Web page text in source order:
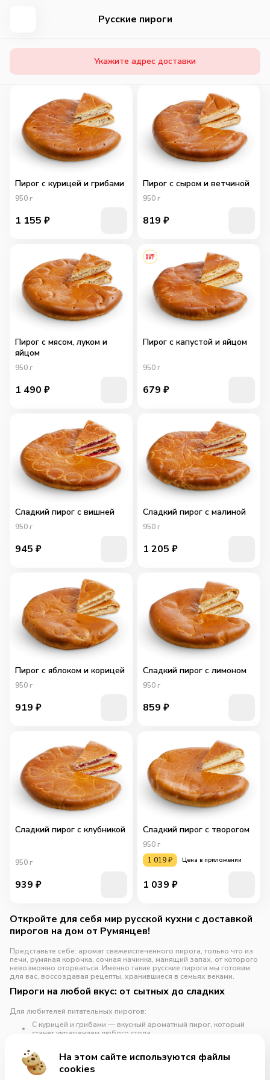
Русские пироги
Укажите адрес доставки
Пирог с курицей и грибами
950 г
1 155 ₽
Пирог с сыром и ветчиной
950 г
819 ₽
Пирог с мясом, луком и
яйцом
950 г
1 490 ₽
Пирог с капустой и яйцом
950 г
679 ₽
Сладкий пирог с вишней
950 г
945 ₽
Сладкий пирог с малиной
950 г
1 205 ₽
Пирог с яблоком и корицей
950 г
919 ₽
Сладкий пирог с лимоном
950 г
859 ₽
Сладкий пирог с клубникой
950 г
939 ₽
Сладкий пирог с творогом
950 г
1 019₽ Цена в приложении
1 039 ₽
Откройте для себя мир русской кухни с доставкой
пирогов на дом от Румянцев!
Представьте себе: аромат свежеиспеченного пирога, только что из
печи, румяная корочка, сочная начинка, манящий запах, от которого
невозможно оторваться. Именно такие русские пироги мы готовим
для вас, воссоздавая рецепты, хранившиеся в семьях веками.
Пироги на любой вкус: от сытных до сладких
Для любителей питательных пирогов:
С курицей и грибами — вкусный ароматный пирог, который
станет украшением любого стола.
Развернуть
На этом сайте используются файлы
cookies